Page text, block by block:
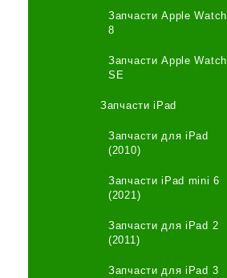
Запчасти Apple Watch
8
Запчасти Apple Watch
SE
Запчасти iPad
Запчасти для iPad
(2010)
Запчасти iPad mini 6
(2021)
Запчасти для iPad 2
(2011)
Запчасти для iPad 3